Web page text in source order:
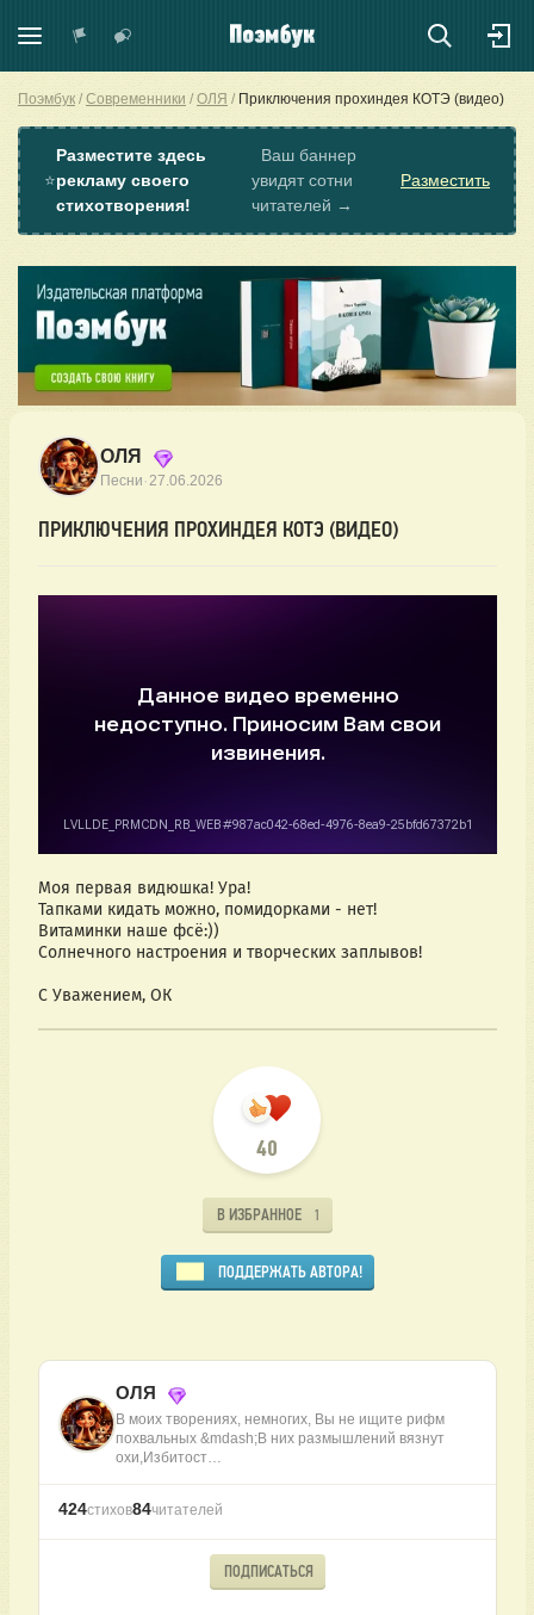
Поэмбук Современники ОЛЯ Приключения прохиндея КОТЭ (видео)
⭐
Разместите здесь
рекламу своего
стихотворения!
Ваш баннер
увидят сотни
читателей →
Разместить
ОЛЯ
Песни ·27.06.2026
ПРИКЛЮЧЕНИЯ ПРОХИНДЕЯ КОТЭ (ВИДЕО)
Моя первая видюшка! Ура!
Тапками кидать можно, помидорками - нет!
Витаминки наше фсё:))
Солнечного настроения и творческих заплывов!
С Уважением, ОК
40
В ИЗБРАННОЕ 1
ПОДДЕРЖАТЬ АВТОРА!
ОЛЯ
В моих творениях, немногих, Вы не ищите рифм
похвальных &mdash;В них размышлений вязнут
охи,Избитост…
424стихов84читателей
ПОДПИСАТЬСЯ